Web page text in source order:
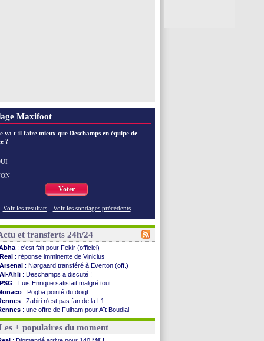
Maxifoot
va t-il faire mieux que Deschamps en équipe de
?
Voter
Voir les resultats - Voir les sondages précédents
et transferts 24h/24
: c'est fait pour Fekir (officiel)
Real : réponse imminente de Vinicius
Arsenal : Nørgaard transféré à Everton (off.)
Al-Ahli : Deschamps a discuté !
PSG : Luis Enrique satisfait malgré tout
: Pogba pointé du doigt
: Zabiri n'est pas fan de la L1
: une offre de Fulham pour Aït Boudlal
: Thomasson et Cresswell réconciliés
: Nzonzi avait des pistes en L1
: Mangala sur le départ
+ populaires du moment